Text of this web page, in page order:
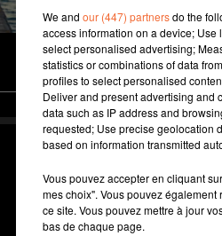
We and our (447) partnersdo the
access information on a device;
select personalised advertising;
statistics or combinations of data
profiles to select personalised
Deliver and present advertising and
data such as IP address and
requested; Use precise geolocation
based on information transmitted
Vous pouvez accepter en cliquant
mes choix". Vous pouvez
ce site. Vous pouvez mettre à jour
bas de chaque page.